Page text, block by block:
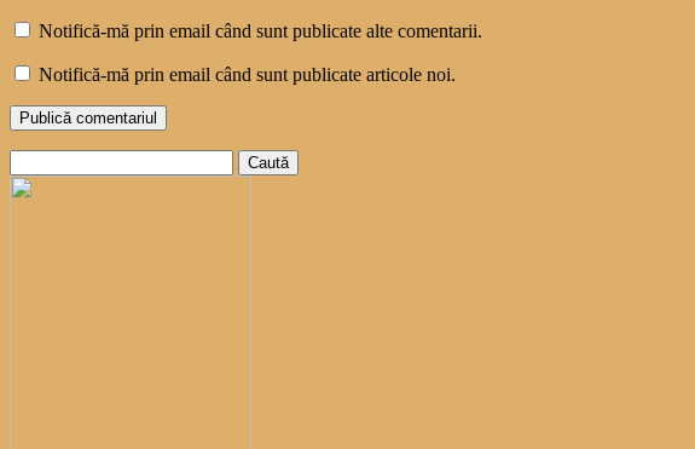
Notifică-mă prin email când sunt publicate alte comentarii.
Notifică-mă prin email când sunt publicate articole noi.
după: